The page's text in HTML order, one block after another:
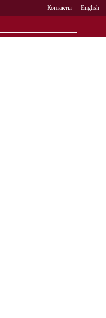
Контакты English